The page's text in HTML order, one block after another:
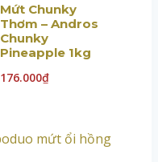
Mứt Chunky
Thơm – Andros
Chunky
Pineapple 1kg
176.000₫